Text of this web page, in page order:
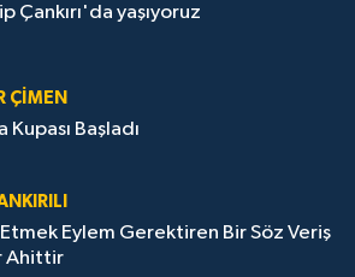
Çankırı'da yaşıyoruz
ÇIMEN
Kupası Başladı
Eylem Gerektiren Bir Söz Veriş
Ahittir